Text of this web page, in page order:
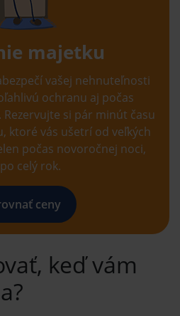
majetku
vašej nehnuteľnosti
ochranu aj počas
Rezervujte si pár minút času
ktoré vás ušetrí od veľkých
počas novoročnej noci,
celý rok.
ceny
keď vám